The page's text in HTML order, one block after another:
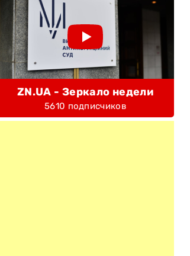
ZN.UA - Зеркало недели
5610 подписчиков